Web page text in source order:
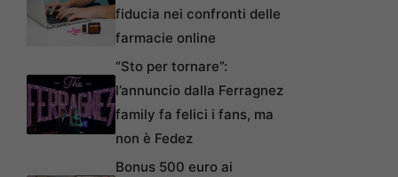
fiducia nei confronti delle
farmacie online
“Sto per tornare”:
l’annuncio dalla Ferragnez
family fa felici i fans, ma
non è Fedez
Bonus 500 euro ai